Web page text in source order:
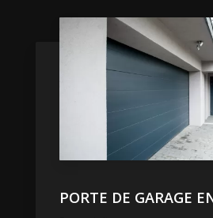
PORTE DE GARAGE